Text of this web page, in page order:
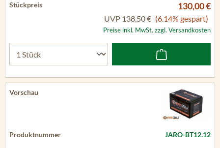
130,00 €
UVP 138,50 € (6.14% gespart)
Preise inkl. MwSt. zzgl. Versandkosten
JARO-BT12.12